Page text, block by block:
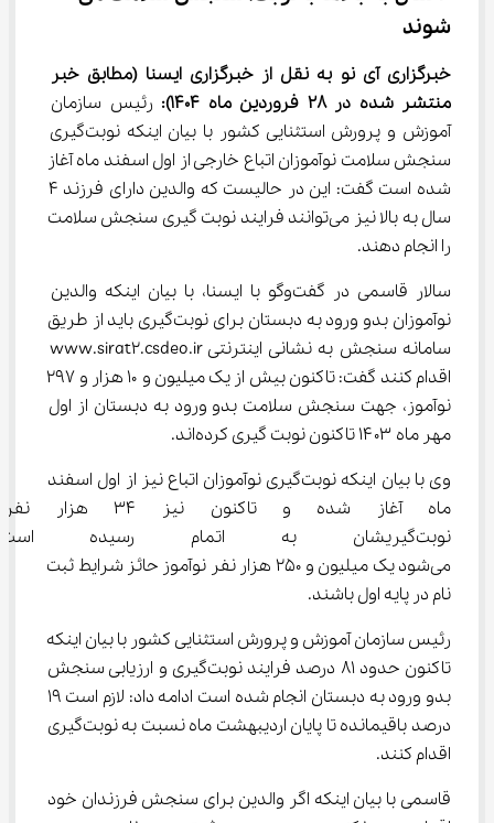
شوند
خبرگزاری آی نو به نقل از خبرگزاری ایسنا (مطابق خبر
منتشر شده در 28 فروردین ماه 1404):
رئیس سازمان
آموزش و پرورش استثنایی کشور با بیان اینکه نوبت‌گیری
سنجش سلامت نوآموزان اتباع خارجی از اول اسفند ماه آغاز
سال به بالا نیز می‌توانند فرایند نوبت گیری سنجش سلامت
را انجام دهند.
سالار قاسمی در گفت‌وگو با ایسنا، با بیان اینکه والدین
نوآموزان بدو ورود به دبستان برای نوبت‌گیری باید از طریق
نوآموز، جهت سنجش سلامت بدو ورود به دبستان از اول
مهر ماه ۱۴۰۳ تاکنون نوبت گیری کرده‌اند.
وی با بیان اینکه نوبت‌گیری نوآموزان اتباع نیز از اول اسفند
ماه آغاز شده و تاکنون
نوبت‌گیریشان به اتمام
می‌شود یک میلیون و ۲۵۰ هزار نفر نوآموز حائز شرایط ثبت
نام در پایه اول باشند.
رئیس سازمان آموزش و پرورش استثنایی کشور با بیان اینکه
تاکنون حدود ۸۱ درصد فرایند نوبت‌گیری و ارزیابی سنجش
درصد باقیمانده تا پایان اردیبهشت ماه نسبت به نوبت‌گیری
اقدام کنند.
قاسمی با بیان اینکه اگر والدین برای سنجش فرزندان خود